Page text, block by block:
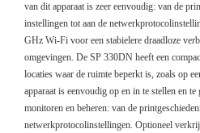
van dit apparaat is zeer eenvoudig: van de
instellingen tot aan de
GHz Wi-Fi voor een stabielere draadloze
omgevingen. De SP 330DN heeft een
locaties waar de ruimte beperkt is, zoals op
apparaat is eenvoudig op en in te stellen en
monitoren en beheren: van de
netwerkprotocolinstellingen. Optioneel